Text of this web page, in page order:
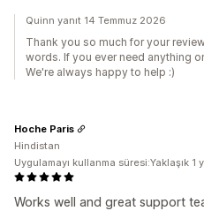
Quinn yanıt 14 Temmuz 2026
Thank you so much for your
words. If you ever need anything
We're always happy to help :)
Works well and great support
Hoche Paris
Hindistan
Uygulamayı kullanma süresi:Yaklaşık 1